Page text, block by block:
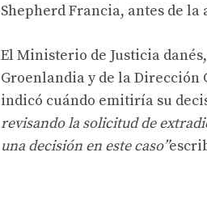
Shepherd Francia, antes de la
El Ministerio de Justicia
Groenlandia y de la
indicó cuándo emitiría su
revisando la solicitud de
una decisión en este caso”